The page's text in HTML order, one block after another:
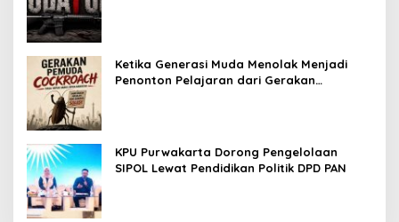
Ketika Generasi Muda Menolak Menjadi
Penonton Pelajaran dari Gerakan
KPU Purwakarta Dorong Pengelolaan
SIPOL Lewat Pendidikan Politik DPD PAN